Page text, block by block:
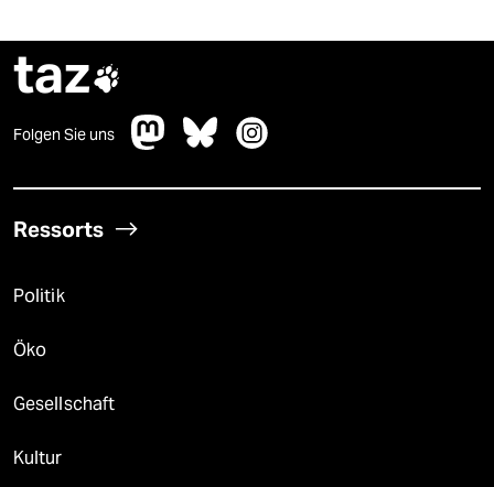
taz
Folgen Sie uns
Ressorts
Politik
Öko
Gesellschaft
Kultur